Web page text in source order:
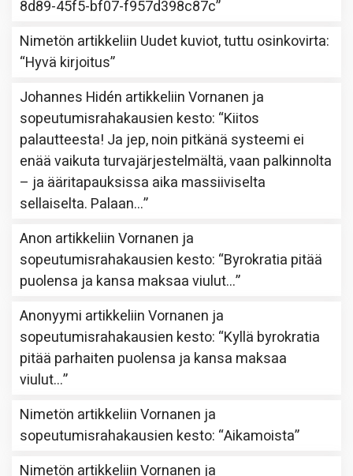
8d89-45f5-bf07-f957d398c87c”
Nimetön artikkeliin Uudet kuviot, tuttu osinkovirta:
“Hyvä kirjoitus”
Johannes Hidén artikkeliinVornanen ja
sopeutumisrahakausien kesto: “Kiitos
palautteesta! Ja jep, noin pitkänä systeemi ei
enää vaikuta turvajärjestelmältä, vaan palkinnolta
– ja ääritapauksissa aika massiiviselta
sellaiselta. Palaan…”
Anon artikkeliinVornanen ja
sopeutumisrahakausien kesto: “Byrokratia pitää
puolensa ja kansa maksaa viulut…”
Anonyymi artikkeliinVornanen ja
sopeutumisrahakausien kesto: “Kyllä byrokratia
pitää parhaiten puolensa ja kansa maksaa
viulut…”
Nimetön artikkeliinVornanen ja
sopeutumisrahakausien kesto: “Aikamoista”
Nimetön artikkeliinVornanen ja